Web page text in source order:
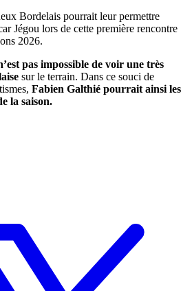
Bordelais pourrait leur permettre
Jégou lors de cette première rencontre
2026.
pas impossible de voir une très
sur le terrain. Dans ce souci de
Fabien Galthié pourrait ainsi les
la saison.